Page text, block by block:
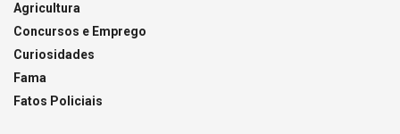
Agricultura
Concursos e Emprego
Curiosidades
Fama
Fatos Policiais